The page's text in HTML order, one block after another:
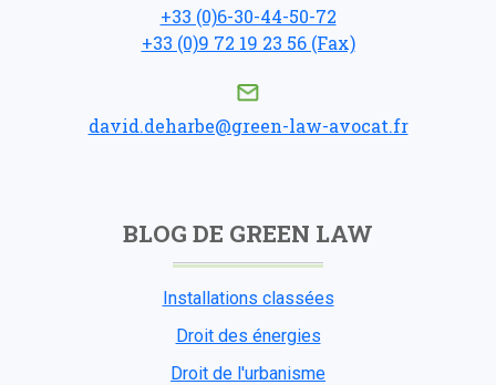
+33 (0)6-30-44-50-72
+33 (0)9 72 19 23 56 (Fax)
david.deharbe@green-law-avocat.fr
BLOG DE GREEN LAW
Installations classées
Droit des énergies
Droit de l'urbanisme